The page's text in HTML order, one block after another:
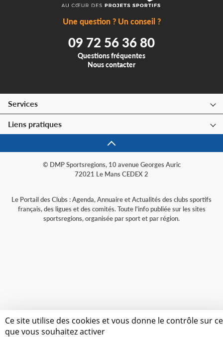
Ce site utilise des cookies et vous donne le contrôle sur
que vous souhaitez activer
Une question ? Un conseil ?
09 72 56 36 80
Questions fréquentes
Nous contacter
Services
Liens pratiques
© DMP Sportsregions, 10 avenue Georges Auric
72021 Le Mans CEDEX 2
Le Portail des Clubs : Agenda, Annuaire et Actualités des clubs sportifs
français, des ligues et des comités. Toute l'info publiée sur les sites
sportsregions, organisée par sport et par région.